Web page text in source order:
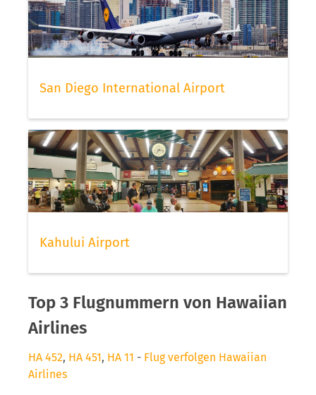
San Diego International Airport
Kahului Airport
Top 3 Flugnummern von Hawaiian
Airlines
HA 452, HA 451, HA 11 - Flug verfolgen Hawaiian
Airlines